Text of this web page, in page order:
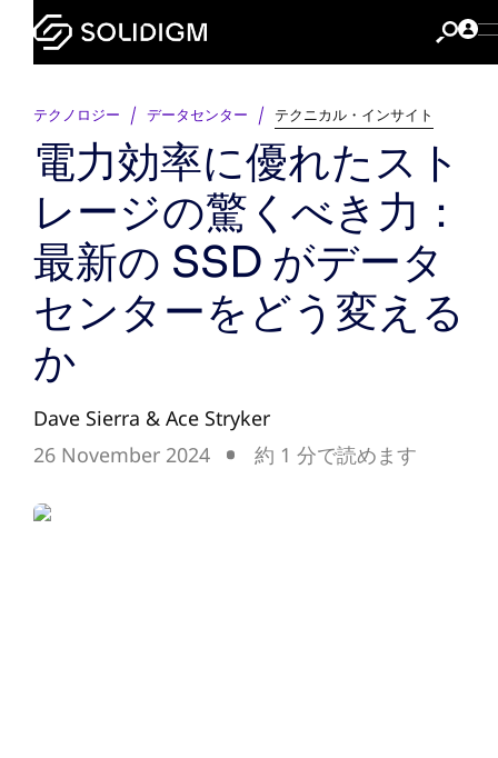
テクノロジー データセンター テクニカル・インサイト
電力効率に優れたスト
レージの驚くべき力：
最新の SSD がデータ
センターをどう変える
か
Dave Sierra & Ace Stryker
26 November 2024
約 1 分で読めます